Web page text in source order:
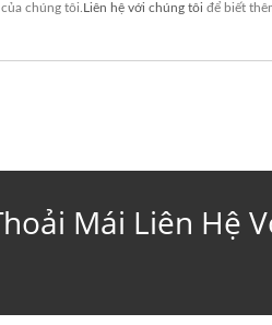
chúng tôi. Liên hệ với chúng tôi để biết
Mái Liên Hệ